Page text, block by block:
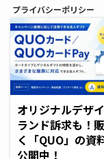
プライバシーポリシー
利用者情報の外部送信
オリジナルデザ
ランド訴求も！
く「QUO」の資
公開中！